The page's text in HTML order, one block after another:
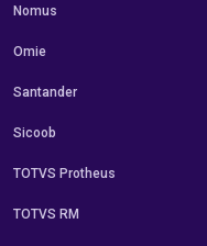
Nomus
Omie
Santander
Sicoob
TOTVS Protheus
TOTVS RM